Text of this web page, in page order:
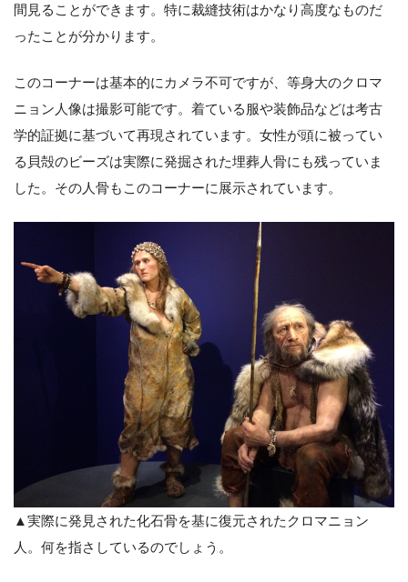
間見ることができます。特に裁縫技術はかなり高度なものだ
ったことが分かります。
このコーナーは基本的にカメラ不可ですが、等身大のクロマ
ニョン人像は撮影可能です。着ている服や装飾品などは考古
学的証拠に基づいて再現されています。女性が頭に被ってい
る貝殻のビーズは実際に発掘された埋葬人骨にも残っていま
した。その人骨もこのコーナーに展示されています。
▲実際に発見された化石骨を基に復元されたクロマニョン
人。何を指さしているのでしょう。